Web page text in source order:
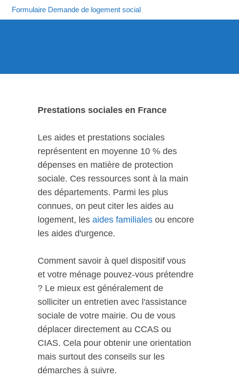
Formulaire Demande de logement social
Prestations sociales en France
Les aides et prestations sociales
représentent en moyenne 10 % des
dépenses en matière de protection
sociale. Ces ressources sont à la main
des départements. Parmi les plus
connues, on peut citer les aides au
logement, les aides familiales ou encore
les aides d'urgence.
Comment savoir à quel dispositif vous
et votre ménage pouvez-vous prétendre
? Le mieux est généralement de
solliciter un entretien avec l'assistance
sociale de votre mairie. Ou de vous
déplacer directement au CCAS ou
CIAS. Cela pour obtenir une orientation
mais surtout des conseils sur les
démarches à suivre.